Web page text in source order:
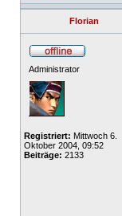
Florian
Administrator
Registriert: Mittwoch 6.
Oktober 2004, 09:52
Beiträge: 2133